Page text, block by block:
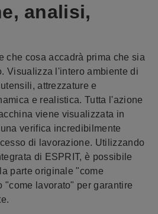
analisi,
che cosa accadrà prima che sia
Visualizza l'intero ambiente di
attrezzature e
e realistica. Tutta l'azione
viene visualizzata in
verifica incredibilmente
di lavorazione. Utilizzando
di ESPRIT, è possibile
parte originale "come
"come lavorato" per garantire